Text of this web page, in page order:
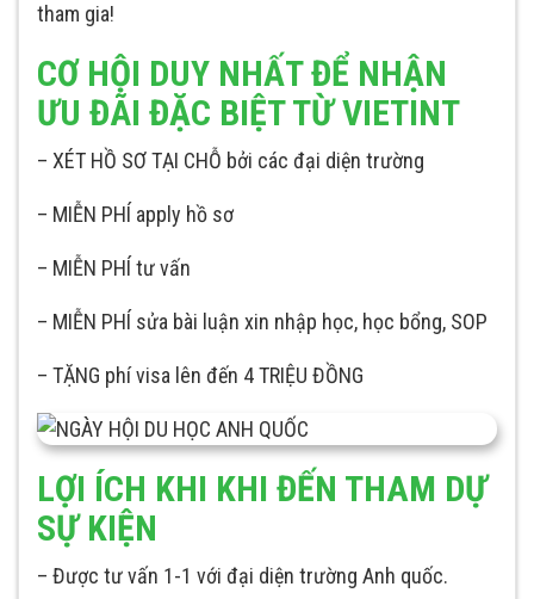
tham gia!
CƠ HỘI DUY NHẤT ĐỂ NHẬN
ƯU ĐÃI ĐẶC BIỆT TỪ VIETINT
– XÉT HỒ SƠ TẠI CHỖ bởi các đại diện trường
– MIỄN PHÍ apply hồ sơ
– MIỄN PHÍ tư vấn
– MIỄN PHÍ sửa bài luận xin nhập học, học bổng, SOP
– TẶNG phí visa lên đến 4 TRIỆU ĐỒNG
LỢI ÍCH KHI KHI ĐẾN THAM DỰ
SỰ KIỆN
– Được tư vấn 1-1 với đại diện trường Anh quốc.